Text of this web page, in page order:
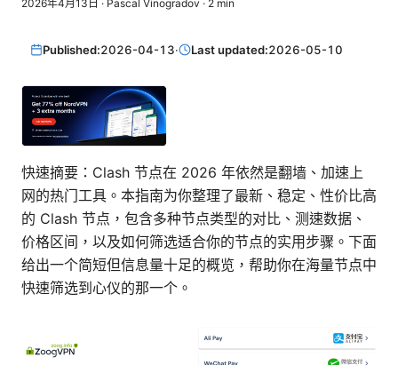
2026年4月13日 · Pascal Vinogradov · 2 min
Published:2026-04-13· Last updated:2026-05-10
快速摘要：Clash 节点在 2026 年依然是翻墙、加速上
网的热门工具。本指南为你整理了最新、稳定、性价比高
的 Clash 节点，包含多种节点类型的对比、测速数据、
价格区间，以及如何筛选适合你的节点的实用步骤。下面
给出一个简短但信息量十足的概览，帮助你在海量节点中
快速筛选到心仪的那一个。